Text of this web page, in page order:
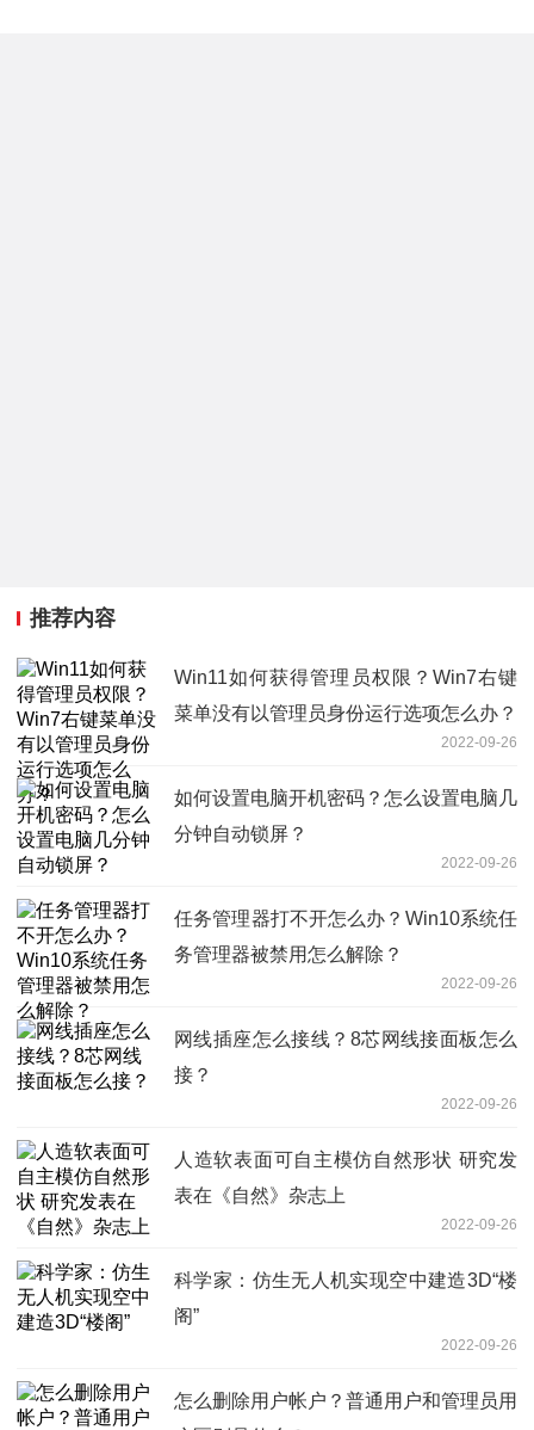
推荐内容
Win11如何获得管理员权限？Win7右键
菜单没有以管理员身份运行选项怎么办？
2022-09-26
如何设置电脑开机密码？怎么设置电脑几
分钟自动锁屏？
2022-09-26
任务管理器打不开怎么办？Win10系统任
务管理器被禁用怎么解除？
2022-09-26
网线插座怎么接线？8芯网线接面板怎么
接？
2022-09-26
人造软表面可自主模仿自然形状 研究发
表在《自然》杂志上
2022-09-26
科学家：仿生无人机实现空中建造3D“楼
阁”
2022-09-26
怎么删除用户帐户？普通用户和管理员用